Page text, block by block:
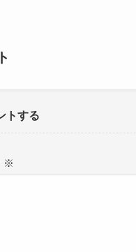
トする
※